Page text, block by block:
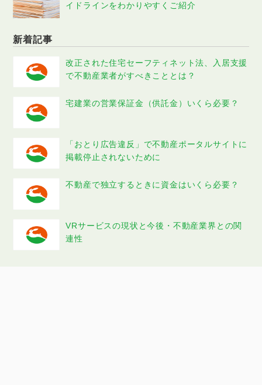
イドラインをわかりやすくご紹介
新着記事
改正された住宅セーフティネット法、入居支援
で不動産業者がすべきこととは？
宅建業の営業保証金（供託金）いくら必要？
「おとり広告違反」で不動産ポータルサイトに
掲載停止されないために
不動産で独立するときに資金はいくら必要？
VRサービスの現状と今後・不動産業界との関
連性